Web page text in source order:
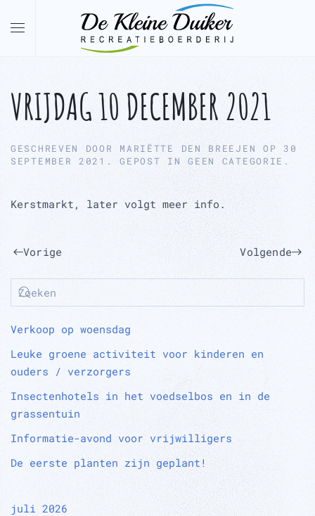
Overslaan en naar de inhoud gaan
VRIJDAG 10 DECEMBER 2021
GESCHREVEN DOOR MARIËTTE DEN BREEJEN OP 30
SEPTEMBER 2021 . GEPOST INGEEN CATEGORIE .
Kerstmarkt, later volgt meer info.
Vorige Volgende
Verkoop op woensdag
Leuke groene activiteit voor kinderen en
ouders / verzorgers
Insectenhotels in het voedselbos en in de
grassentuin
Informatie-avond voor vrijwilligers
De eerste planten zijn geplant!
juli 2026